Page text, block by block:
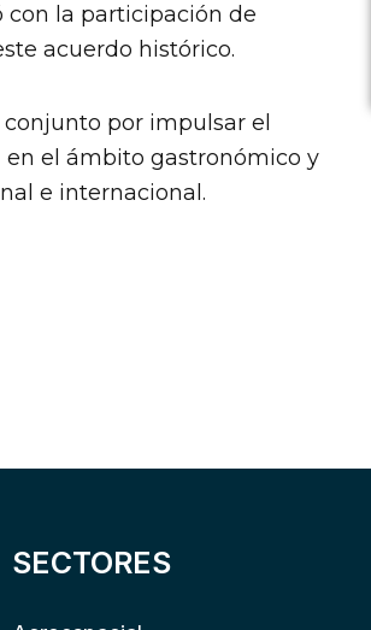
con la participación de
acuerdo histórico.
conjunto por impulsar el
en el ámbito gastronómico y
e internacional.
SECTORES